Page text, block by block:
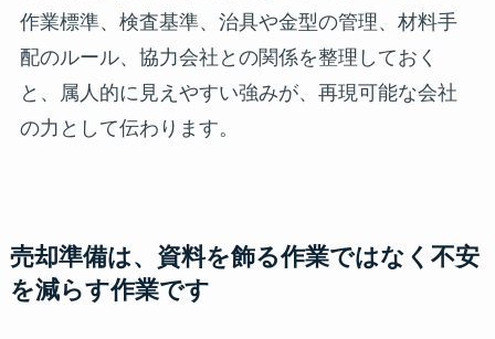
作業標準、検査基準、治具や金型の管理、材料手
配のルール、協力会社との関係を整理しておく
と、属人的に見えやすい強みが、再現可能な会社
の力として伝わります。
売却準備は、資料を飾る作業ではなく不安
を減らす作業です